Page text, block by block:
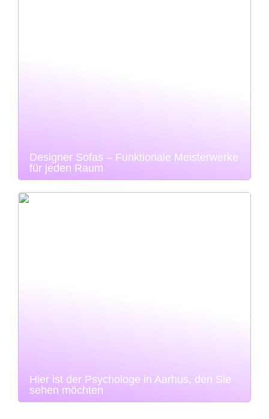
Designer Sofas – Funktionale Meisterwerke
für jeden Raum
Hier ist der Psychologe in Aarhus, den Sie
sehen möchten